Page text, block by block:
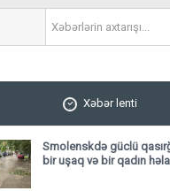
Xəbər lenti
Smolenskdə güclü
bir uşaq və bir qadın